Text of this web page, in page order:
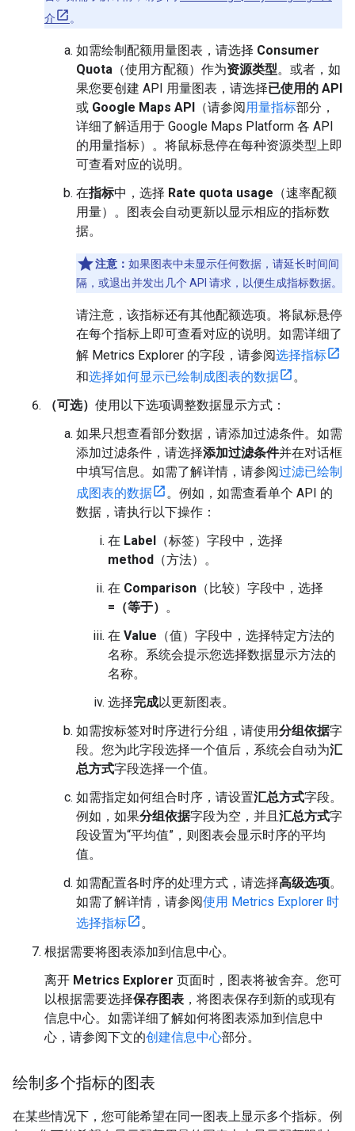
介
。
如需绘制配额用量图表，请选择 Consumer
Quota （使用方配额）作为资源类型。或者，如
果您要创建 API 用量图表，请选择已使用的 API
或 Google Maps API （请参阅用量指标部分，
详细了解适用于 Google Maps Platform 各 API
的用量指标）。将鼠标悬停在每种资源类型上即
可查看对应的说明。
在指标中，选择 Rate quota usage （速率配额
用量）。图表会自动更新以显示相应的指标数
据。
注意： 如果图表中未显示任何数据，请延长时间间
隔，或退出并发出几个 API 请求，以便生成指标数据。
请注意，该指标还有其他配额选项。将鼠标悬停
在每个指标上即可查看对应的说明。如需详细了
解 Metrics Explorer 的字段，请参阅选择指标
和选择如何显示已绘制成图表的数据
。
（可选） 使用以下选项调整数据显示方式：
如果只想查看部分数据，请添加过滤条件。 如需
添加过滤条件，请选择添加过滤条件并在对话框
中填写信息。如需了解详情，请参阅过滤已绘制
成图表的数据
。例如，如需查看单个 API 的
数据，请执行以下操作：
在 Label （标签）字段中，选择
method （方法）。
在 Comparison （比较）字段中，选择
=（等于） 。
在 Value （值）字段中，选择特定方法的
名称。系统会提示您选择数据显示方法的
名称。
选择完成以更新图表。
如需按标签对时序进行分组，请使用分组依据字
段。您为此字段选择一个值后，系统会自动为汇
总方式字段选择一个值。
如需指定如何组合时序，请设置汇总方式字段。
例如，如果分组依据字段为空，并且 汇总方式字
段设置为“平均值”，则图表会显示时序的平均
值。
如需配置各时序的处理方式，请选择高级选项。
如需了解详情，请参阅使用 Metrics Explorer 时
选择指标
。
根据需要将图表添加到信息中心。
离开 Metrics Explorer 页面时，图表将被舍弃。您可
以根据需要选择保存图表 ，将图表保存到新的或现有
信息中心。如需详细了解如何将图表添加到信息中
心，请参阅下文的创建信息中心部分。
绘制多个指标的图表
在某些情况下，您可能希望在同一图表上显示多个指标。例